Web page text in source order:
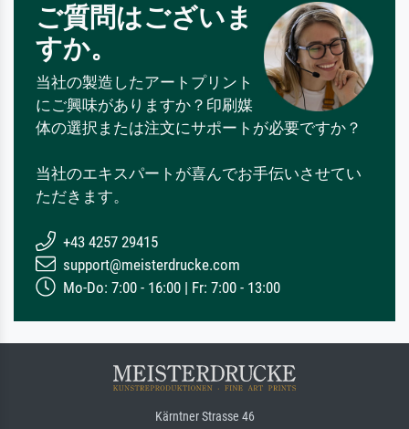
ご質問はございま
すか。
当社の製造したアートプリント
にご興味がありますか？印刷媒
体の選択または注文にサポートが必要ですか？
当社のエキスパートが喜んでお手伝いさせてい
ただきます。
+43 4257 29415
support@meisterdrucke.com
Mo-Do: 7:00 - 16:00 | Fr: 7:00 - 13:00
Kärntner Strasse 46